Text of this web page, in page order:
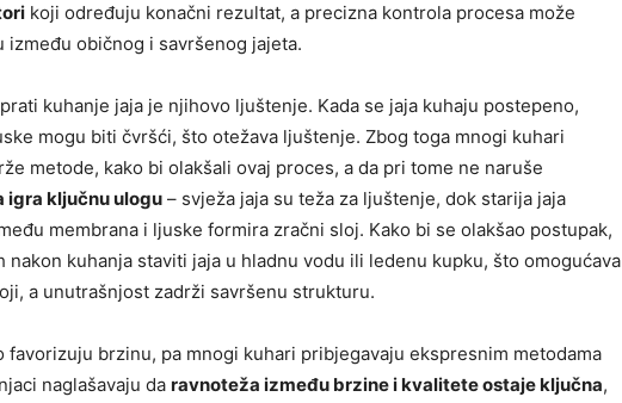
koji određuju konačni rezultat, a precizna kontrola procesa može
između običnog i savršenog jajeta.
kuhanje jaja je njihovo ljuštenje. Kada se jaja kuhaju postepeno,
mogu biti čvršći, što otežava ljuštenje. Zbog toga mnogi kuhari
metode, kako bi olakšali ovaj proces, a da pri tome ne naruše
igra ključnu ulogu – svježa jaja su teža za ljuštenje, dok starija jaja
membrana i ljuske formira zračni sloj. Kako bi se olakšao postupak,
nakon kuhanja staviti jaja u hladnu vodu ili ledenu kupku, što omogućava
a unutrašnjost zadrži savršenu strukturu.
favorizuju brzinu, pa mnogi kuhari pribjegavaju ekspresnim metodama
naglašavaju da ravnoteža između brzine i kvalitete ostaje ključna,